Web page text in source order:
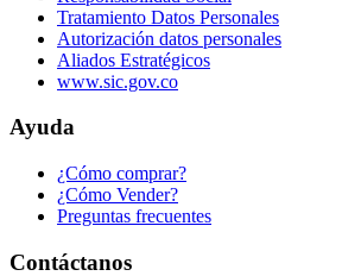
Tratamiento Datos Personales
Autorización datos personales
Aliados Estratégicos
www.sic.gov.co
Ayuda
¿Cómo comprar?
¿Cómo Vender?
Preguntas frecuentes
Contáctanos